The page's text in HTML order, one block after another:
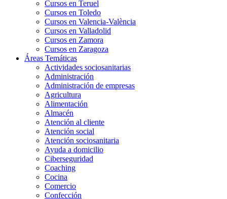
Cursos en Teruel
Cursos en Toledo
Cursos en Valencia-València
Cursos en Valladolid
Cursos en Zamora
Cursos en Zaragoza
Áreas Temáticas
Actividades sociosanitarias
Administración
Administración de empresas
Agricultura
Alimentación
Almacén
Atención al cliente
Atención social
Atención sociosanitaria
Ayuda a domicilio
Ciberseguridad
Coaching
Cocina
Comercio
Confección